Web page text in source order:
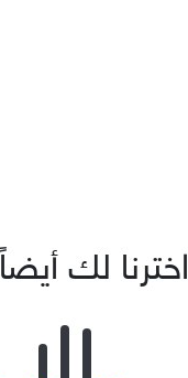
اخترنا لك أيضاً